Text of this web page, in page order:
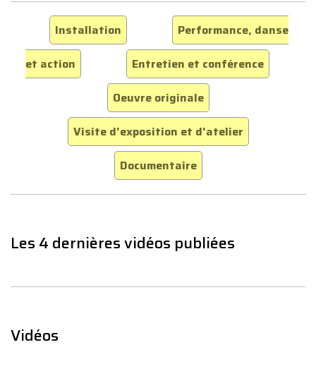
Installation
Performance, danse
et action
Entretien et conférence
Oeuvre originale
Visite d'exposition et d'atelier
Documentaire
Les 4 dernières vidéos publiées
Vidéos